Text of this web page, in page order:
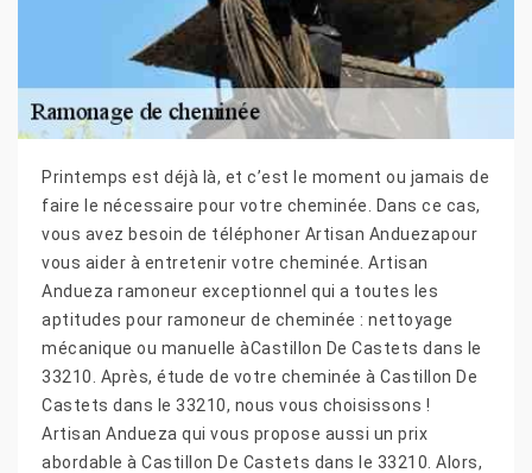
Printemps est déjà là, et c’est le moment ou jamais de
faire le nécessaire pour votre cheminée. Dans ce cas,
vous avez besoin de téléphoner Artisan Anduezapour
vous aider à entretenir votre cheminée. Artisan
Andueza ramoneur exceptionnel qui a toutes les
aptitudes pour ramoneur de cheminée : nettoyage
mécanique ou manuelle àCastillon De Castets dans le
33210. Après, étude de votre cheminée à Castillon De
Castets dans le 33210, nous vous choisissons !
Artisan Andueza qui vous propose aussi un prix
abordable à Castillon De Castets dans le 33210. Alors,